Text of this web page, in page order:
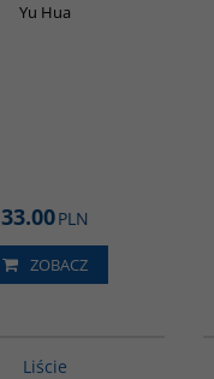
Yu Hua
33.00PLN
ZOBACZ
Liście